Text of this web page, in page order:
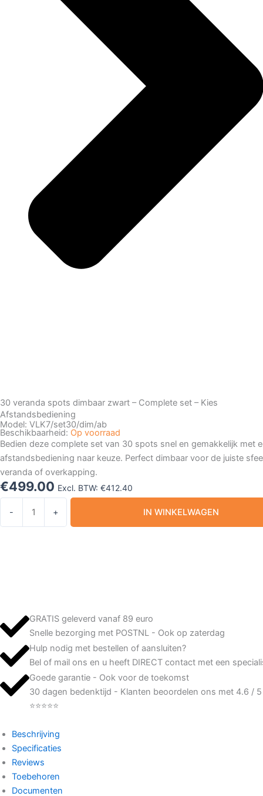
30 veranda spots dimbaar zwart – Complete set – Kies
Afstandsbediening
Model: VLK7/set30/dim/ab
Beschikbaarheid: Op voorraad
Bedien deze complete set van 30 spots snel en gemakkelijk met
afstandsbediening naar keuze. Perfect dimbaar voor de juiste
veranda of overkapping.
€499.00 Excl. BTW: €412.40
-
Kies
Afstandsbediening
aantal
+ IN WINKELWAGEN
GRATIS geleverd vanaf 89 euro
Snelle bezorging met POSTNL - Ook op zaterdag
Hulp nodig met bestellen of aansluiten?
Bel of mail ons en u heeft DIRECT contact met een
Goede garantie - Ook voor de toekomst
30 dagen bedenktijd - Klanten beoordelen ons met 4.6 / 5
⭐⭐⭐⭐⭐
Beschrijving
Specificaties
Reviews
Toebehoren
Documenten